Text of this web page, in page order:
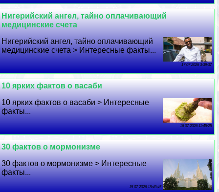
Нигерийский ангел, тайно оплачивающий
медицинские счета
Нигерийский ангел, тайно оплачивающий
медицинские счета > Интересные факты...
17 07 2026 3:39:37
10 ярких фактов о васаби
10 ярких фактов о васаби > Интересные
факты...
16 07 2026 11:45:25
30 фактов о мормонизме
30 фактов о мормонизме > Интересные
факты...
15 07 2026 18:49:45